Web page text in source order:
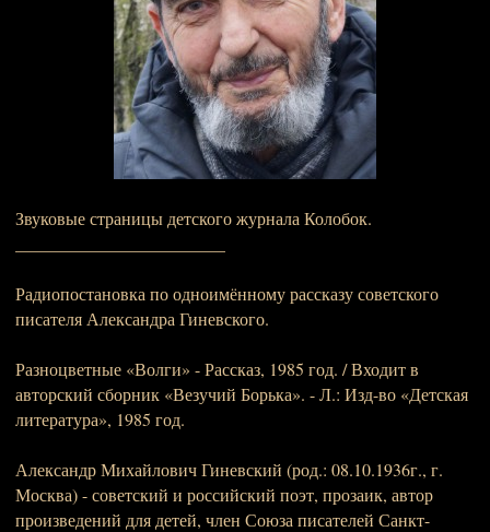
Звуковые страницы детского журнала Колобок.
Радиопостановка по одноимённому рассказу советского
писателя Александра Гиневского.
Разноцветные «Волги» - Рассказ, 1985 год. / Входит в
авторский сборник «Везучий Борька». - Л.: Изд-во «Детская
литература», 1985 год.
Александр Михайлович Гиневский (род.: 08.10.1936г., г.
Москва) - советский и российский поэт, прозаик, автор
произведений для детей, член Союза писателей Санкт-